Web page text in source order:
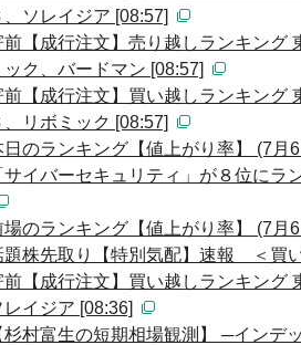
、ソレイジア [08:57]
前【成行注文】売り越しランキン
ック、バードマン [08:57]
前【成行注文】買い越しランキン
、リボミック [08:57]
日のランキング【値上がり率】 (7月
サイバーセキュリティ」が８位に
場のランキング【値上がり率】 (7月
題株先取り【特別気配】速報 ＜買
前【成行注文】買い越しランキン
レイジア [08:36]
杉村富生の短期相場観測】 ─インデ